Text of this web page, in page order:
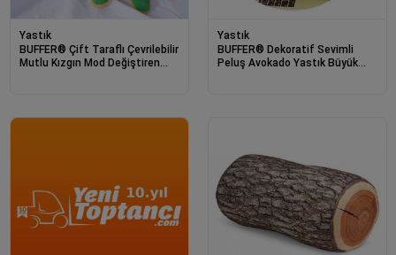
Yastık
BUFFER® Çift Taraflı Çevrilebilir
Mutlu Kızgın Mod Değiştiren
Yastık
BUFFER® Dekoratif Sevimli
Peluş Avokado Yastık Büyük